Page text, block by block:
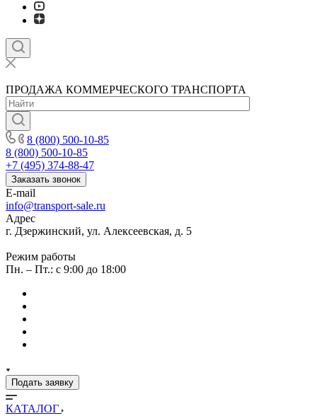
ПРОДАЖА КОММЕРЧЕСКОГО ТРАНСПОРТА
8 (800) 500-10-85
8 (800) 500-10-85
+7 (495) 374-88-47
Заказать звонок
E-mail
info@transport-sale.ru
Адрес
г. Дзержинский, ул. Алексеевская, д. 5
Режим работы
Пн. – Пт.: с 9:00 до 18:00
Подать заявку
КАТАЛОГ